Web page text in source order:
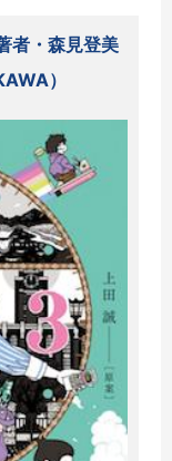
者・森見登美
）